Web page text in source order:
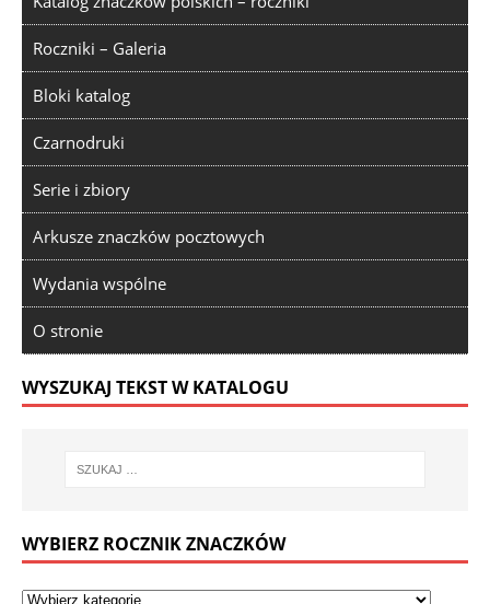
Roczniki – Galeria
Bloki katalog
Czarnodruki
Serie i zbiory
Arkusze znaczków pocztowych
Wydania wspólne
O stronie
WYSZUKAJ TEKST W KATALOGU
WYBIERZ ROCZNIK ZNACZKÓW